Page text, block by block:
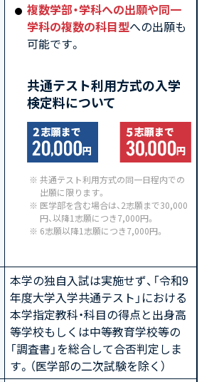
複数学部・学科への出願や同一
学科の複数の科目型への出願も
可能です。
共通テスト利用方式の入学
検定料について
共通テスト利用方式の同一日程内での
出願に限ります。
医学部を含む場合は、2志願まで30,000
円、以降1志願につき7,000円。
6志願以降1志願につき7,000円。
本学の独自入試は実施せず、「令和9
年度大学入学共通テスト」における
本学指定教科・科目の得点と出身高
等学校もしくは中等教育学校等の
「調査書」を総合して合否判定しま
す。（医学部の二次試験を除く）